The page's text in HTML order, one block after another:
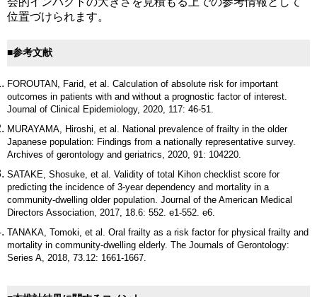
位置づけられます。
■参考文献
FOROUTAN, Farid, et al. Calculation of absolute risk for important
outcomes in patients with and without a prognostic factor of interest.
Journal of Clinical Epidemiology, 2020, 117: 46-51.
MURAYAMA, Hiroshi, et al. National prevalence of frailty in the older
Japanese population: Findings from a nationally representative survey.
Archives of gerontology and geriatrics, 2020, 91: 104220.
SATAKE, Shosuke, et al. Validity of total Kihon checklist score for
predicting the incidence of 3-year dependency and mortality in a
community-dwelling older population. Journal of the American Medical
Directors Association, 2017, 18.6: 552. e1-552. e6.
TANAKA, Tomoki, et al. Oral frailty as a risk factor for physical frailty and
mortality in community-dwelling elderly. The Journals of Gerontology:
Series A, 2018, 73.12: 1661-1667.